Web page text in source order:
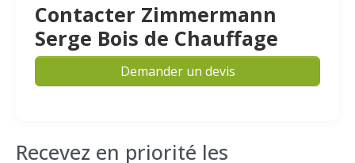
Contacter Zimmermann
Serge Bois de Chauffage
Demander un devis
Recevez en priorité les